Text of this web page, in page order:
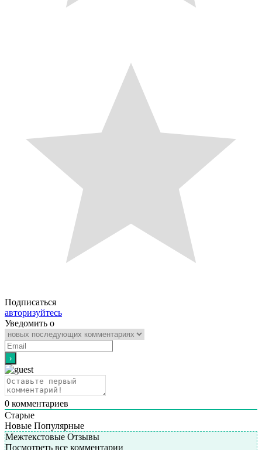
Подписаться
авторизуйтесь
Уведомить о
0 комментариев
Старые
Новые Популярные
Межтекстовые Отзывы
Посмотреть все комментарии